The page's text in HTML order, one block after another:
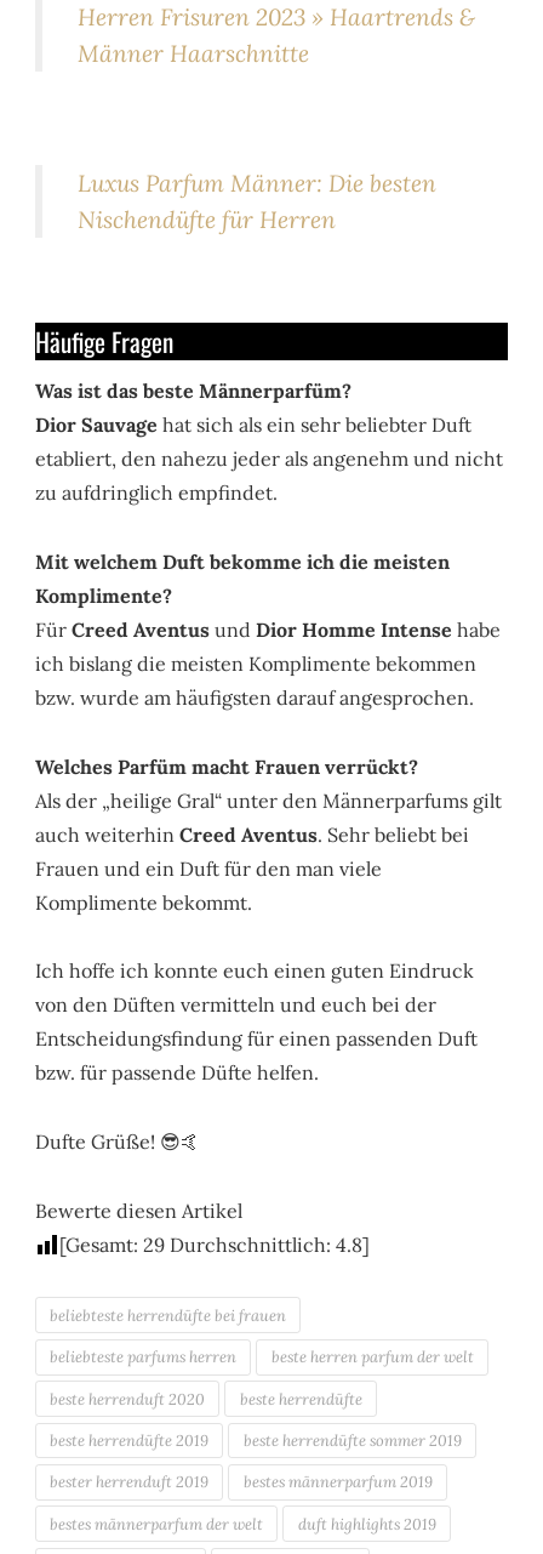
Herren Frisuren 2023 » Haartrends &
Männer Haarschnitte
Luxus Parfum Männer: Die besten
Nischendüfte für Herren
Häufige Fragen
Was ist das beste Männerparfüm?
Dior Sauvage hat sich als ein sehr beliebter Duft
etabliert, den nahezu jeder als angenehm und nicht
zu aufdringlich empfindet.
Mit welchem Duft bekomme ich die meisten
Komplimente?
FürCreed Aventus undDior Homme Intense habe
ich bislang die meisten Komplimente bekommen
bzw. wurde am häufigsten darauf angesprochen.
Welches Parfüm macht Frauen verrückt?
Als der „heilige Gral“ unter den Männerparfums gilt
auch weiterhinCreed Aventus. Sehr beliebt bei
Frauen und ein Duft für den man viele
Komplimente bekommt.
Ich hoffe ich konnte euch einen guten Eindruck
von den Düften vermitteln und euch bei der
Entscheidungsfindung für einen passenden Duft
bzw. für passende Düfte helfen.
Dufte Grüße! 😎🤙
Bewerte diesen Artikel
[Gesamt: 29 Durchschnittlich:4.8]
beliebteste herrendüfte bei frauen
beliebteste parfums herren beste herren parfum der welt
beste herrenduft 2020 beste herrendüfte
beste herrendüfte 2019 beste herrendüfte sommer 2019
bester herrenduft 2019 bestes männerparfum 2019
bestes männerparfum der welt duft highlights 2019